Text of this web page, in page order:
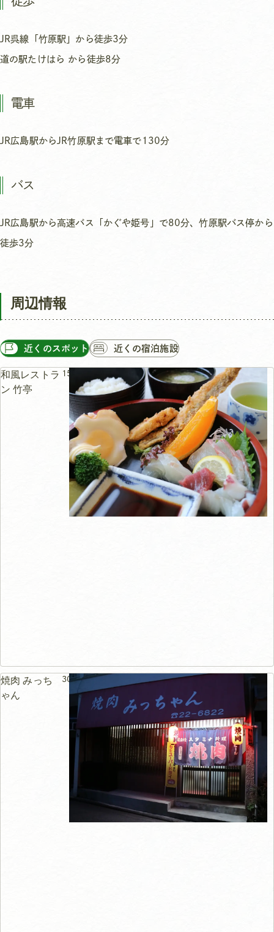
JR呉線「竹原駅」から徒歩3分
道の駅たけはら から徒歩8分
電車
JR広島駅からJR竹原駅まで電車で130分
バス
JR広島駅から高速バス「かぐや姫号」で80分、竹原駅バス停から
徒歩3分
周辺情報
近くのスポット 近くの宿泊施設
和風レストラ
ン 竹亭
15m
焼肉 みっち
ゃん
30m